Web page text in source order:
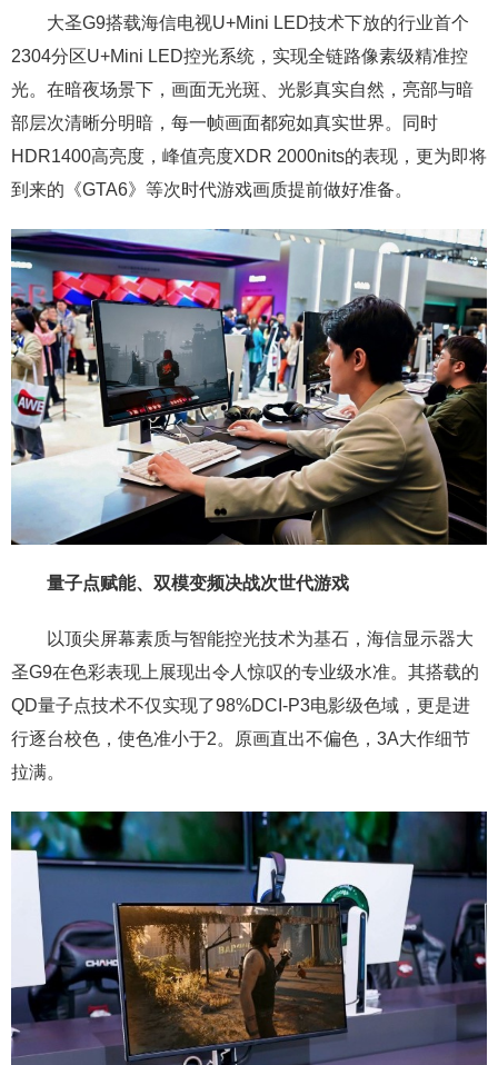
大圣G9搭载海信电视U+Mini LED技术下放的行业首个
2304分区U+Mini LED控光系统，实现全链路像素级精准控
光。在暗夜场景下，画面无光斑、光影真实自然，亮部与暗
部层次清晰分明暗，每一帧画面都宛如真实世界。同时
HDR1400高亮度，峰值亮度XDR 2000nits的表现，更为即将
到来的《GTA6》等次时代游戏画质提前做好准备。
量子点赋能、双模变频决战次世代游戏
以顶尖屏幕素质与智能控光技术为基石，海信显示器大
圣G9在色彩表现上展现出令人惊叹的专业级水准。其搭载的
QD量子点技术不仅实现了98%DCI-P3电影级色域，更是进
行逐台校色，使色准小于2。原画直出不偏色，3A大作细节
拉满。